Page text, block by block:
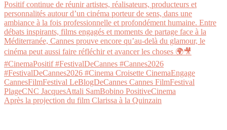
Après la projection du film Clarissa à la Quinzain